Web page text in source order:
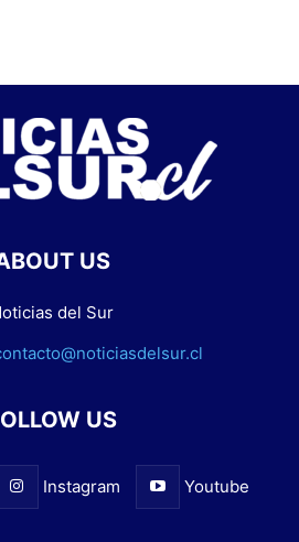
US
del Sur
US
Instagram Youtube